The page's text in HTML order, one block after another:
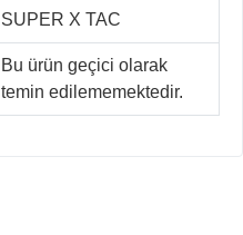
SUPER X TAC
Bu ürün geçici olarak
temin edilememektedir.